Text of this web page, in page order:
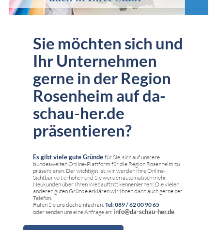
Sie möchten sich und
Ihr Unternehmen
gerne in der Region
Rosenheim auf da-
schau-her.de
präsentieren?
Es gibt viele gute Gründe für Sie, sich auf unsrere
bundesweiten Online-Plattform für die Region Rosenheim zu
präsentieren. Der wichtigst ist, wir werden Ihre Online-
Sichtbarkeit erhöhen und Sie werden automatisch mehr
Neukunden über Ihren Webauftritt kennenlernen! Die vielen
anderen guten Gründe erklären wir Ihnen dann auch gerne per
Telefon.
Rufen Sie uns doch einfach an: Tel: 089 / 62 00 90 65
oder senden uns eine Anfrage an: info@da-schau-her.de